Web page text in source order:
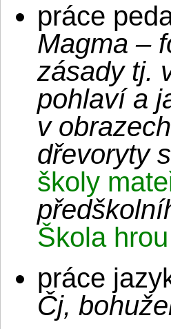
práce
Magma –
zásady tj.
pohlaví a
v
dřevoryty
školy
Škola hrou
práce
Čj,